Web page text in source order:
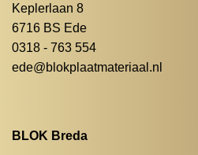
Keplerlaan 8
6716 BS Ede
0318 - 763 554
ede@blokplaatmateriaal.nl
BLOK Breda